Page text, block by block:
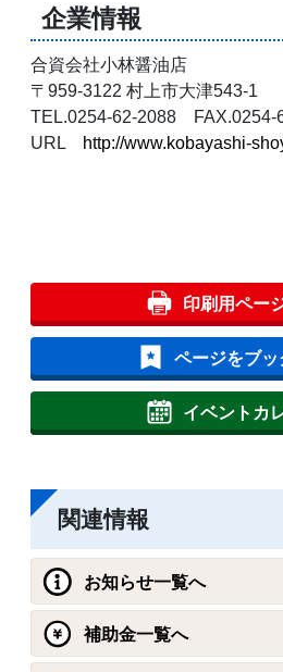
企業情報
合資会社小林醤油店
〒959-3122 村上市大津543-1
TEL.0254-62-2088 FAX.0254-
URL http://www.kobayashi-
印刷用ペー
ページをブッ
イベントカ
関連情報
お知らせ一覧へ
補助金一覧へ